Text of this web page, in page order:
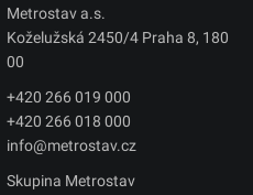
Metrostav a.s.
Koželužská 2450/4 Praha 8, 180
00
+420 266 019 000
+420 266 018 000
info@metrostav.cz
Skupina Metrostav